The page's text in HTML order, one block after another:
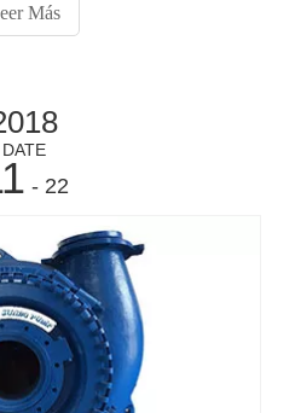
Más
DATE
- 22